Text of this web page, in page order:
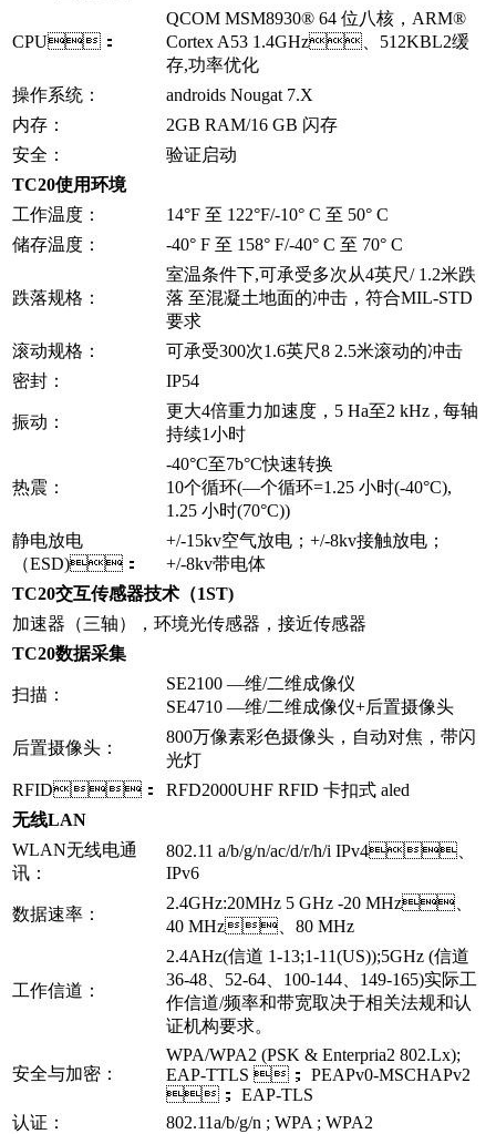
CPU：
QCOM MSM8930® 64 位八核，ARM®
Cortex A53 1.4GHz、512KBL2缓
存,功率优化
操作系统：
androids Nougat 7.X
内存：
2GB RAM/16 GB 闪存
安全：
验证启动
TC20使用环境
工作温度：
14°F 至 122°F/-10° C 至 50° C
储存温度：
-40° F 至 158° F/-40° C 至 70° C
跌落规格：
室温条件下,可承受多次从4英尺/ 1.2米跌
落 至混凝土地面的冲击，符合MIL-STD
要求
滚动规格：
可承受300次1.6英尺8 2.5米滚动的冲击
密封：
IP54
振动：
更大4倍重力加速度，5 Ha至2 kHz , 每轴
持续1小时
热震：
-40°C至7b°C快速转换
10个循环(—个循环=1.25 小时(-40°C),
1.25 小时(70°C))
静电放电
（ESD)：
+/-15kv空气放电；+/-8kv接触放电；
+/-8kv带电体
TC20交互传感器技术（1ST)
加速器（三轴），环境光传感器，接近传感器
TC20数据采集
扫描：
SE2100 —维/二维成像仪
SE4710 —维/二维成像仪+后置摄像头
后置摄像头：
800万像素彩色摄像头，自动对焦，带闪
光灯
RFID：
RFD2000UHF RFID 卡扣式 aled
无线LAN
WLAN无线电通
讯：
802.11 a/b/g/n/ac/d/r/h/i IPv4、
IPv6
数据速率：
2.4GHz:20MHz 5 GHz -20 MHz、
40 MHz、80 MHz
工作信道：
2.4AHz(信道 1-13;1-11(US));5GHz (信道
36-48、52-64、100-144、149-165)实际工
作信道/频率和带宽取决于相关法规和认
证机构要求。
安全与加密：
WPA/WPA2 (PSK & Enterpria2 802.Lx);
EAP-TTLS ； PEAPv0-MSCHAPv2
； EAP-TLS
认证：
802.11a/b/g/n ; WPA ; WPA2